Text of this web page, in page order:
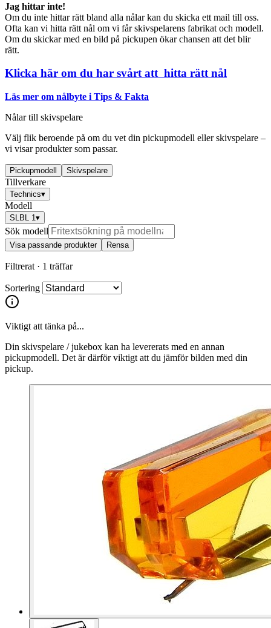
Jag hittar inte!
Om du inte hittar rätt bland alla nålar kan du skicka ett mail till oss.
Ofta kan vi hitta rätt nål om vi får skivspelarens fabrikat och modell.
Om du skickar med en bild på pickupen ökar chansen att det blir
rätt.
Klicka här om du har svårt att hitta rätt nål
Läs mer om nålbyte i Tips & Fakta
Nålar till skivspelare
Välj flik beroende på om du vet din pickupmodell eller skivspelare –
vi visar produkter som passar.
Pickupmodell Skivspelare
Tillverkare
Technics▾
Modell
SLBL 1▾
Sök modell
Visa passande produkter Rensa
Filtrerat · 1 träffar
Sortering
Viktigt att tänka på...
Din skivspelare / jukebox kan ha levererats med en annan
pickupmodell. Det är därför viktigt att du jämför bilden med din
pickup.